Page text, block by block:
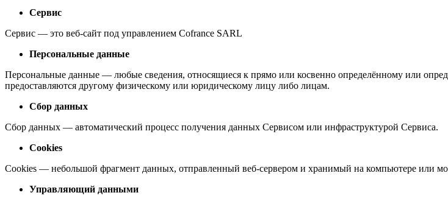
Сервис
Сервис — это веб-сайт под управлением Cofrance SARL
Персональные данные
Персональные данные — любые сведения, относящиеся к прямо или косвенно определённому или
предоставляются другому физическому или юридическому лицу либо лицам.
Сбор данных
Сбор данных — автоматический процесс получения данных Сервисом или инфраструктурой Сервиса.
Cookies
Cookies — небольшой фрагмент данных, отправленный веб-сервером и хранимый на компьютере или
Управляющий данными